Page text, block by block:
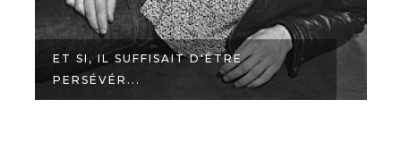
ET SI, IL SUFFISAIT D'ÊTRE
PERSÉVÉR...